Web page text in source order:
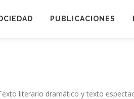
PUBLICACIONES
literario dramático y texto